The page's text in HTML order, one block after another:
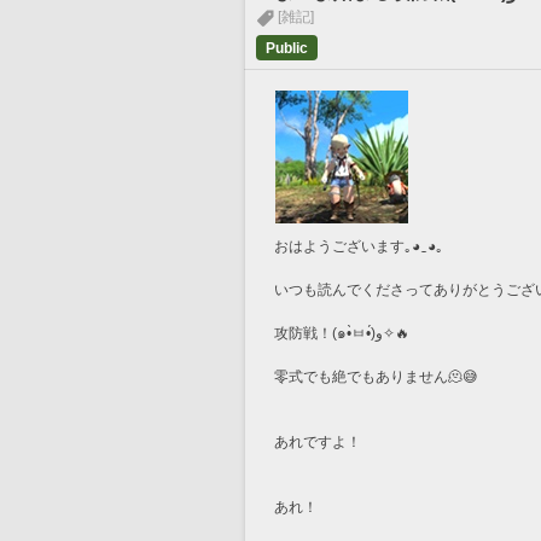
[雑記]
Public
おはようございます｡⁠◕⁠‿⁠◕⁠｡
いつも読んでくださってありがとうござ
攻防戦！(๑•̀ㅂ•́)و✧🔥
零式でも絶でもありません🫠😅
あれですよ！
あれ！